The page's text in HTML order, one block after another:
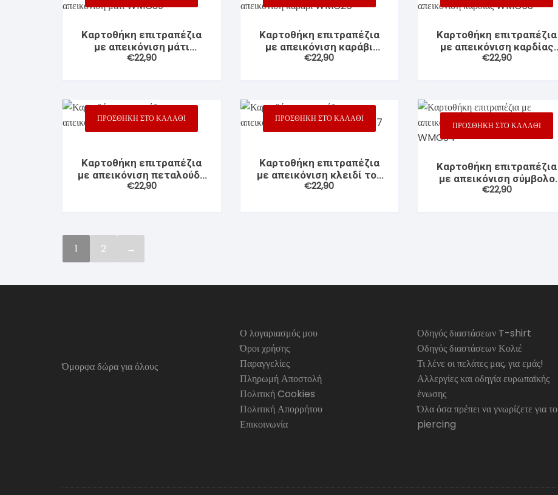
Καρτοθήκη επιτραπέζια
με απεικόνιση μάτι
WMC39
€22,90
Καρτοθήκη επιτραπέζια
με απεικόνιση καράβι
WMC26
€22,90
Καρτοθήκη επιτραπέζια
με απεικόνιση καρδίας
WMC53
€22,90
ΠΡΟΣΘΉΚΗ ΣΤΟ ΚΑΛΆΘΙ
Καρτοθήκη επιτραπέζια
με απεικόνιση πεταλούδα
WMC45
€22,90
ΠΡΟΣΘΉΚΗ ΣΤΟ ΚΑΛΆΘΙ
Καρτοθήκη επιτραπέζια
με απεικόνιση κλειδί του
Σολ WMC37
€22,90
ΠΡΟΣΘΉΚΗ ΣΤΟ ΚΑΛΆΘΙ
Καρτοθήκη επιτραπέζια
με απεικόνιση σύμβολο
φαρμακείου WMC34
€22,90
1 2 →
Όμορφα δώρα για όλους
Ο λογαριασμός μου
Όροι χρήσης
Παραγγελίες
Πληρωμή Αποστολή
Πολιτική Cookies
Πολιτική Απορρήτου
Επικοινωνία
Οδηγός διαστάσεων T-shirt
Οδηγός διαστάσεων Κολιέ
Τι λένε οι πελάτες μας, για εμάς!
Αλλεργίες και οδηγία ευρωπαϊκής
ένωσης
Όλα όσα πρέπει να γνωρίζετε για το
piercing